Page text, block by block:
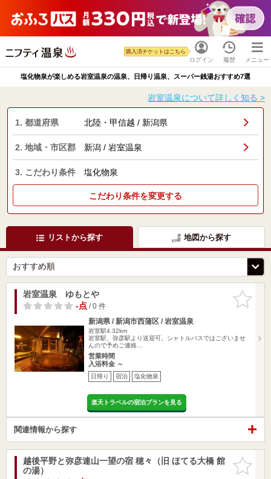
ログイン
購入済チケットはこちら
履歴 メニュー
塩化物泉が楽しめる岩室温泉の温泉、日帰り温泉、スーパー銭湯おすすめ7選
岩室温泉について詳しく知る >
1. 都道府県 北陸・甲信越 / 新潟県
2. 地域・市区郡 新潟 / 岩室温泉
3. こだわり条件 塩化物泉
こだわり条件を変更する
リストから探す 地図から探す
お気に入
りに追加
岩室温泉 ゆもとや
-点/ 0 件
新潟県 / 新潟市西蒲区 / 岩室温泉
岩室駅4.32km
岩室駅、弥彦駅より送迎可。シャトルバスではございませ
んので予めご連絡…
営業時間
入浴料金 ～
日帰り 宿泊 塩化物泉
楽天トラベルの宿泊プランを見る
関連情報から探す
お気に入
りに追加
越後平野と弥彦連山一望の宿 穂々（旧 ほてる大橋 館
の湯）